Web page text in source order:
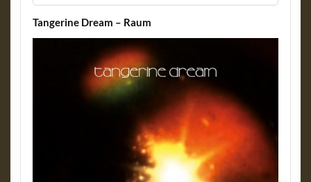
Tangerine Dream – Raum